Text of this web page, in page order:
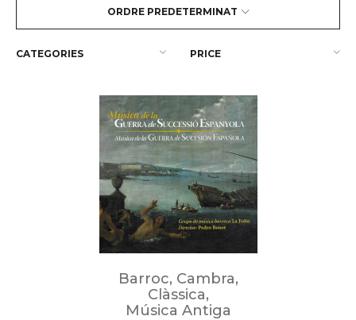
ORDRE PREDETERMINAT
CATEGORIES PRICE
Barroc, Cambra,
Clàssica,
Música Antiga